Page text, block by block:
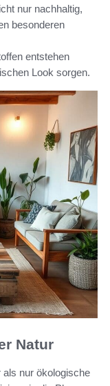
nur nachhaltig,
besonderen
entstehen
Look sorgen.
Natur
als nur ökologische